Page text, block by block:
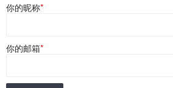
你的昵称*
你的邮箱*